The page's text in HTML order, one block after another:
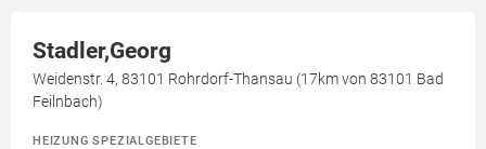
Stadler,Georg
Weidenstr. 4, 83101 Rohrdorf-Thansau (17km von 83101 Bad
Feilnbach)
HEIZUNG SPEZIALGEBIETE